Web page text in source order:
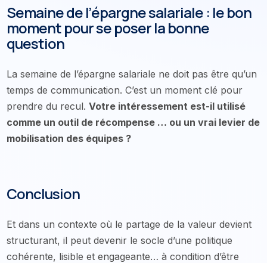
Semaine de l’épargne salariale : le bon
moment pour se poser la bonne
question
La semaine de l’épargne salariale ne doit pas être qu’un
temps de communication. C’est un moment clé pour
prendre du recul.Votre intéressement est-il utilisé
comme un outil de récompense … ou un vrai levier de
mobilisation des équipes ?
Conclusion
Et dans un contexte où le partage de la valeur devient
structurant, il peut devenir le socle d’une politique
cohérente, lisible et engageante… à condition d’être